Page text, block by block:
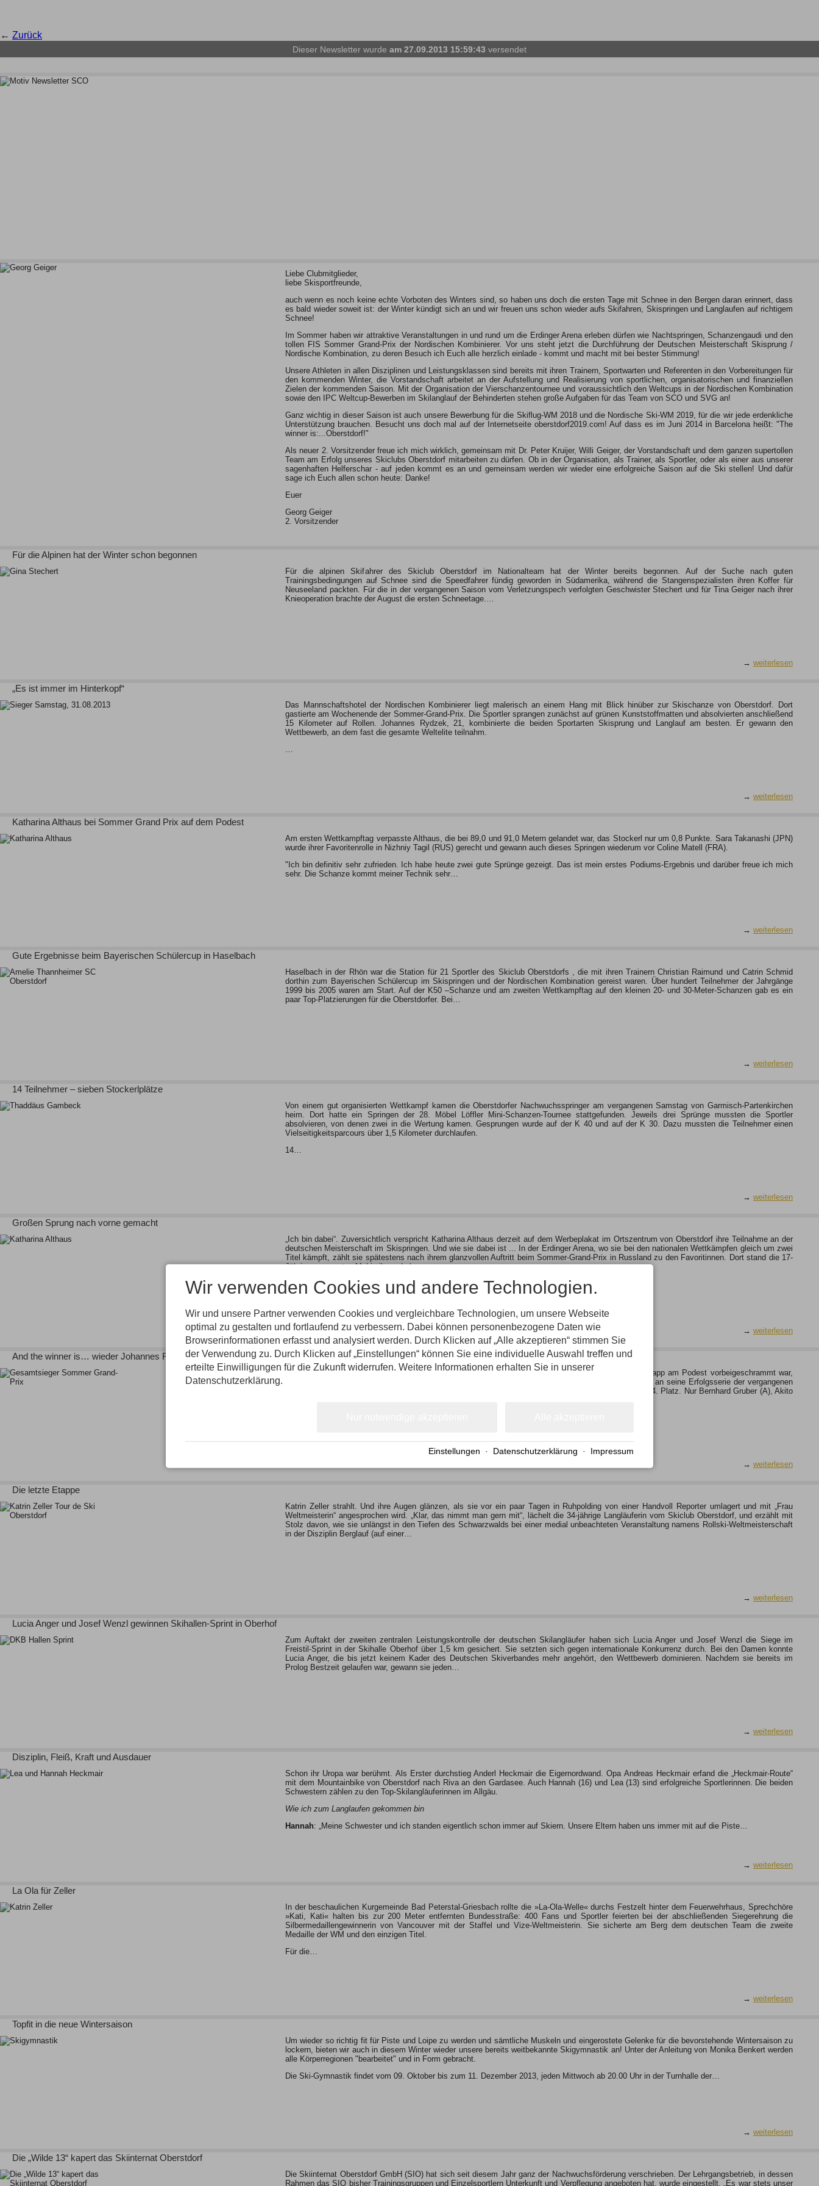
← Zurück
Dieser Newsletter wurde am 27.09.2013 15:59:43 versendet
Liebe Clubmitglieder,
liebe Skisportfreunde,
auch wenn es noch keine echte Vorboten des Winters sind, so haben uns doch die ersten Tage mit Schnee in den Bergen daran erinnert, dass
es bald wieder soweit ist: der Winter kündigt sich an und wir freuen uns schon wieder aufs Skifahren, Skispringen und Langlaufen auf richtigem
Schnee!
Im Sommer haben wir attraktive Veranstaltungen in und rund um die Erdinger Arena erleben dürfen wie Nachtspringen, Schanzengaudi und den
tollen FIS Sommer Grand-Prix der Nordischen Kombinierer. Vor uns steht jetzt die Durchführung der Deutschen Meisterschaft Skisprung /
Nordische Kombination, zu deren Besuch ich Euch alle herzlich einlade - kommt und macht mit bei bester Stimmung!
Unsere Athleten in allen Disziplinen und Leistungsklassen sind bereits mit ihren Trainern, Sportwarten und Referenten in den Vorbereitungen für
den kommenden Winter, die Vorstandschaft arbeitet an der Aufstellung und Realisierung von sportlichen, organisatorischen und finanziellen
Zielen der kommenden Saison. Mit der Organisation der Vierschanzentournee und voraussichtlich den Weltcups in der Nordischen Kombination
sowie den IPC Weltcup-Bewerben im Skilanglauf der Behinderten stehen große Aufgaben für das Team von SCO und SVG an!
Ganz wichtig in dieser Saison ist auch unsere Bewerbung für die Skiflug-WM 2018 und die Nordische Ski-WM 2019, für die wir jede erdenkliche
Unterstützung brauchen. Besucht uns doch mal auf der Internetseite oberstdorf2019.com! Auf dass es im Juni 2014 in Barcelona heißt: "The
winner is:...Oberstdorf!"
Als neuer 2. Vorsitzender freue ich mich wirklich, gemeinsam mit Dr. Peter Kruijer, Willi Geiger, der Vorstandschaft und dem ganzen supertollen
Team am Erfolg unseres Skiclubs Oberstdorf mitarbeiten zu dürfen. Ob in der Organisation, als Trainer, als Sportler, oder als einer aus unserer
sagenhaften Helferschar - auf jeden kommt es an und gemeinsam werden wir wieder eine erfolgreiche Saison auf die Ski stellen! Und dafür
sage ich Euch allen schon heute: Danke!
Euer
Georg Geiger
2. Vorsitzender
Für die Alpinen hat der Winter schon begonnen
Für die alpinen Skifahrer des Skiclub Oberstdorf im Nationalteam hat der Winter bereits begonnen. Auf der Suche nach guten
Trainingsbedingungen auf Schnee sind die Speedfahrer fündig geworden in Südamerika, während die Stangenspezialisten ihren Koffer für
Neuseeland packten. Für die in der vergangenen Saison vom Verletzungspech verfolgten Geschwister Stechert und für Tina Geiger nach ihrer
Knieoperation brachte der August die ersten Schneetage.…
→ weiterlesen
„Es ist immer im Hinterkopf“
Das Mannschaftshotel der Nordischen Kombinierer liegt malerisch an einem Hang mit Blick hinüber zur Skischanze von Oberstdorf. Dort
gastierte am Wochenende der Sommer-Grand-Prix. Die Sportler sprangen zunächst auf grünen Kunststoffmatten und absolvierten anschließend
15 Kilometer auf Rollen. Johannes Rydzek, 21, kombinierte die beiden Sportarten Skisprung und Langlauf am besten. Er gewann den
Wettbewerb, an dem fast die gesamte Weltelite teilnahm.
…
→ weiterlesen
Katharina Althaus bei Sommer Grand Prix auf dem Podest
Am ersten Wettkampftag verpasste Althaus, die bei 89,0 und 91,0 Metern gelandet war, das Stockerl nur um 0,8 Punkte. Sara Takanashi (JPN)
wurde ihrer Favoritenrolle in Nizhniy Tagil (RUS) gerecht und gewann auch dieses Springen wiederum vor Coline Matell (FRA).
"Ich bin definitiv sehr zufrieden. Ich habe heute zwei gute Sprünge gezeigt. Das ist mein erstes Podiums-Ergebnis und darüber freue ich mich
sehr. Die Schanze kommt meiner Technik sehr…
→ weiterlesen
Gute Ergebnisse beim Bayerischen Schülercup in Haselbach
Haselbach in der Rhön war die Station für 21 Sportler des Skiclub Oberstdorfs , die mit ihren Trainern Christian Raimund und Catrin Schmid
dorthin zum Bayerischen Schülercup im Skispringen und der Nordischen Kombination gereist waren. Über hundert Teilnehmer der Jahrgänge
1999 bis 2005 waren am Start. Auf der K50 –Schanze und am zweiten Wettkampftag auf den kleinen 20- und 30-Meter-Schanzen gab es ein
paar Top-Platzierungen für die Oberstdorfer. Bei…
→ weiterlesen
14 Teilnehmer – sieben Stockerlplätze
Von einem gut organisierten Wettkampf kamen die Oberstdorfer Nachwuchsspringer am vergangenen Samstag von Garmisch-Partenkirchen
heim. Dort hatte ein Springen der 28. Möbel Löffler Mini-Schanzen-Tournee stattgefunden. Jeweils drei Sprünge mussten die Sportler
absolvieren, von denen zwei in die Wertung kamen. Gesprungen wurde auf der K 40 und auf der K 30. Dazu mussten die Teilnehmer einen
Vielseitigkeitsparcours über 1,5 Kilometer durchlaufen.
14…
→ weiterlesen
Großen Sprung nach vorne gemacht
„Ich bin dabei“. Zuversichtlich verspricht Katharina Althaus derzeit auf dem Werbeplakat im Ortszentrum von Oberstdorf ihre Teilnahme an der
deutschen Meisterschaft im Skispringen. Und wie sie dabei ist ... In der Erdinger Arena, wo sie bei den nationalen Wettkämpfen gleich um zwei
Titel kämpft, zählt sie spätestens nach ihrem glanzvollen Auftritt beim Sommer-Grand-Prix in Russland zu den Favoritinnen. Dort stand die 17-
Jährige zum ersten Mal in ihrem Leben…
→ weiterlesen
And the winner is… wieder Johannes Rydzek
Das war eine dramaturgische Meisterleistung: Johannes Rydzek, der am ersten Wettkampftag nur knapp am Podest vorbeigeschrammt war,
knüpfte im Finalwettbewerb des Sommer-Grand-Prix der Nordischen Kombinierer in der Erdinger Arena an seine Erfolgsserie der vergangenen
Jahre an. Nach dem Springen mit zwei Durchgängen lag der Lokalmatador auf einem aussichtsreichen 4. Platz. Nur Bernhard Gruber (A), Akito
→ weiterlesen
Die letzte Etappe
Katrin Zeller strahlt. Und ihre Augen glänzen, als sie vor ein paar Tagen in Ruhpolding von einer Handvoll Reporter umlagert und mit „Frau
Weltmeisterin“ angesprochen wird. „Klar, das nimmt man gern mit“, lächelt die 34-jährige Langläuferin vom Skiclub Oberstdorf, und erzählt mit
Stolz davon, wie sie unlängst in den Tiefen des Schwarzwalds bei einer medial unbeachteten Veranstaltung namens Rollski-Weltmeisterschaft
in der Disziplin Berglauf (auf einer…
→ weiterlesen
Lucia Anger und Josef Wenzl gewinnen Skihallen-Sprint in Oberhof
Zum Auftakt der zweiten zentralen Leistungskontrolle der deutschen Skilangläufer haben sich Lucia Anger und Josef Wenzl die Siege im
Freistil-Sprint in der Skihalle Oberhof über 1,5 km gesichert. Sie setzten sich gegen internationale Konkurrenz durch. Bei den Damen konnte
Lucia Anger, die bis jetzt keinem Kader des Deutschen Skiverbandes mehr angehört, den Wettbewerb dominieren. Nachdem sie bereits im
Prolog Bestzeit gelaufen war, gewann sie jeden…
→ weiterlesen
Disziplin, Fleiß, Kraft und Ausdauer
Schon ihr Uropa war berühmt. Als Erster durchstieg Anderl Heckmair die Eigernordwand. Opa Andreas Heckmair erfand die „Heckmair-Route“
mit dem Mountainbike von Oberstdorf nach Riva an den Gardasee. Auch Hannah (16) und Lea (13) sind erfolgreiche Sportlerinnen. Die beiden
Schwestern zählen zu den Top-Skilangläuferinnen im Allgäu.
Wie ich zum Langlaufen gekommen bin
Hannah: „Meine Schwester und ich standen eigentlich schon immer auf Skiern. Unsere Eltern haben uns immer mit auf die Piste…
→ weiterlesen
La Ola für Zeller
In der beschaulichen Kurgemeinde Bad Peterstal-Griesbach rollte die »La-Ola-Welle« durchs Festzelt hinter dem Feuerwehrhaus, Sprechchöre
»Kati, Kati« halten bis zur 200 Meter entfernten Bundesstraße: 400 Fans und Sportler feierten bei der abschließenden Siegerehrung die
Silbermedaillengewinnerin von Vancouver mit der Staffel und Vize-Weltmeisterin. Sie sicherte am Berg dem deutschen Team die zweite
Medaille der WM und den einzigen Titel.
Für die…
→ weiterlesen
Topfit in die neue Wintersaison
Um wieder so richtig fit für Piste und Loipe zu werden und sämtliche Muskeln und eingerostete Gelenke für die bevorstehende Wintersaison zu
lockern, bieten wir auch in diesem Winter wieder unsere bereits weitbekannte Skigymnastik an! Unter der Anleitung von Monika Benkert werden
alle Körperregionen "bearbeitet" und in Form gebracht.
Die Ski-Gymnastik findet vom 09. Oktober bis zum 11. Dezember 2013, jeden Mittwoch ab 20.00 Uhr in der Turnhalle der…
→ weiterlesen
Die „Wilde 13“ kapert das Skiinternat Oberstdorf
Die Skiinternat Oberstdorf GmbH (SIO) hat sich seit diesem Jahr ganz der Nachwuchsförderung verschrieben. Der Lehrgangsbetrieb, in dessen
Rahmen das SIO bisher Trainingsgruppen und Einzelsportlern Unterkunft und Verpflegung angeboten hat, wurde eingestellt. „Es war stets unser
Wir verwenden Cookies und andere Technologien.
Wir und unsere Partner verwenden Cookies und vergleichbare Technologien, um unsere Webseite
optimal zu gestalten und fortlaufend zu verbessern. Dabei können personenbezogene Daten wie
Browserinformationen erfasst und analysiert werden. Durch Klicken auf „Alle akzeptieren“ stimmen Sie
der Verwendung zu. Durch Klicken auf „Einstellungen“ können Sie eine individuelle Auswahl treffen und
erteilte Einwilligungen für die Zukunft widerrufen. Weitere Informationen erhalten Sie in unserer
Datenschutzerklärung.
Einstellungen · Datenschutzerklärung · Impressum